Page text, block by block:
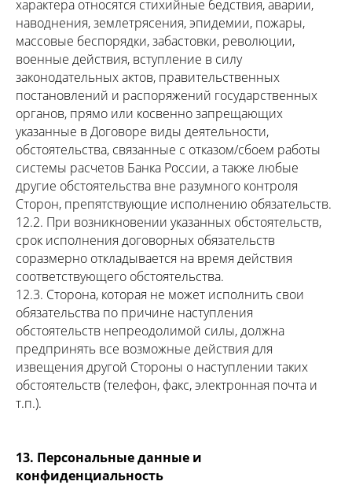
характера относятся стихийные бедствия, аварии,
наводнения, землетрясения, эпидемии, пожары,
массовые беспорядки, забастовки, революции,
военные действия, вступление в силу
законодательных актов, правительственных
постановлений и распоряжений государственных
органов, прямо или косвенно запрещающих
указанные в Договоре виды деятельности,
обстоятельства, связанные с отказом/сбоем работы
системы расчетов Банка России, а также любые
другие обстоятельства вне разумного контроля
Сторон, препятствующие исполнению обязательств.
12.2. При возникновении указанных обстоятельств,
срок исполнения договорных обязательств
соразмерно откладывается на время действия
соответствующего обстоятельства.
12.3. Сторона, которая не может исполнить свои
обязательства по причине наступления
обстоятельств непреодолимой силы, должна
предпринять все возможные действия для
извещения другой Стороны о наступлении таких
обстоятельств (телефон, факс, электронная почта и
т.п.).
13. Персональные данные и
конфиденциальность